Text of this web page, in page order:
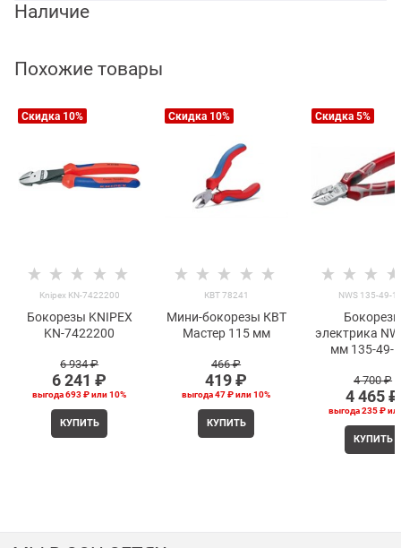
Наличие
Похожие товары
Скидка 10%
Knipex KN-7422200
Бокорезы KNIPEX
KN-7422200
6 934 ₽
6 241 ₽
выгода693 ₽или10%
КУПИТЬ
Скидка 10%
КВТ 78241
Мини-бокорезы КВТ
Мастер 115 мм
466 ₽
419 ₽
выгода47 ₽или10%
КУПИТЬ
Скидка 5%
NWS 135-49-
электрика
мм 135-49-
4 700 ₽
4 465 ₽
выгода235 ₽
КУПИТЬ